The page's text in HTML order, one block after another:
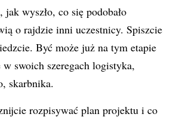
jak wyszło, co się podobało
o rajdzie inni uczestnicy. Spiszcie
Być może już na tym etapie
swoich szeregach logistyka,
skarbnika.
rozpisywać plan projektu i co